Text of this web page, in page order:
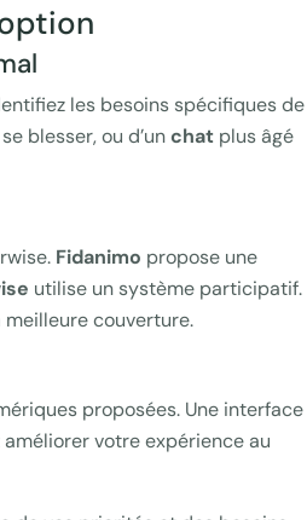
les besoins spécifiques de
blesser, ou d’unchat plus âgé
Fidanimo propose une
utilise un système participatif.
couverture.
proposées. Une interface
votre expérience au